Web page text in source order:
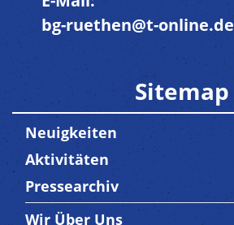
bg-ruethen@t-online.de
Sitemap
Neuigkeiten
Aktivitäten
Pressearchiv
Trenner3
Wir Über Uns